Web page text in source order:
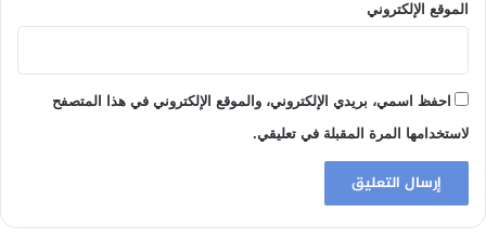
الموقع الإلكتروني
احفظ اسمي، بريدي الإلكتروني، والموقع الإلكتروني في هذا المتصفح
لاستخدامها المرة المقبلة في تعليقي.